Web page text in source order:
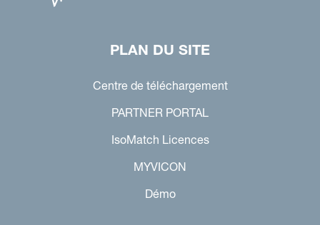
PLAN DU SITE
Centre de téléchargement
PARTNER PORTAL
IsoMatch Licences
MYVICON
Démo